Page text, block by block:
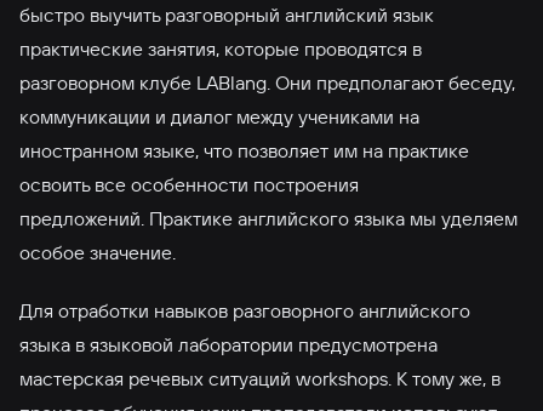
быстро выучить разговорный английский язык
практические занятия, которые проводятся в
разговорном клубе LABlang. Они предполагают беседу,
коммуникации и диалог между учениками на
иностранном языке, что позволяет им на практике
освоить все особенности построения
предложений. Практике английского языка мы уделяем
особое значение.
Для отработки навыков разговорного английского
языка в языковой лаборатории предусмотрена
мастерская речевых ситуаций workshops. К тому же, в